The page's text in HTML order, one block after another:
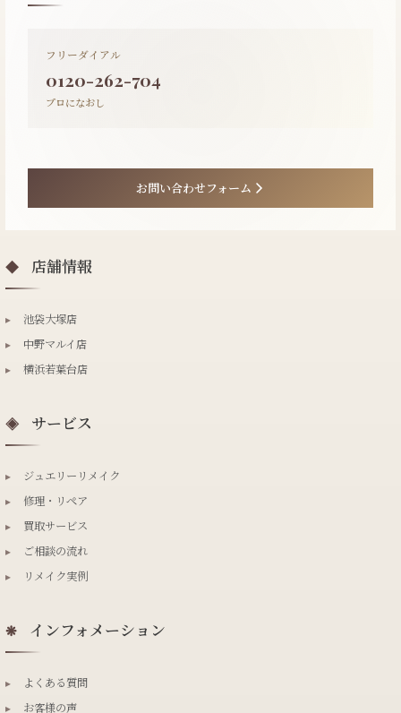
フリーダイアル
0120-262-704
プロになおし
お問い合わせフォーム
◆ 店舗情報
▸
池袋大塚店
▸
中野マルイ店
▸
横浜若葉台店
◈ サービス
▸
ジュエリーリメイク
▸
修理・リペア
▸
買取サービス
▸
ご相談の流れ
▸
リメイク実例
❋ インフォメーション
▸
よくある質問
▸
お客様の声